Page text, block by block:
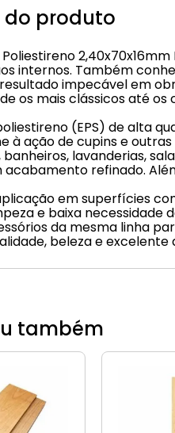
do produto
Poliestireno
internos. Também
impecável em
os mais clássicos até
(EPS) de alta
à ação de cupins e
lavanderias,
refinado.
em superfícies
e baixa necessidade
da mesma linha
beleza e
também